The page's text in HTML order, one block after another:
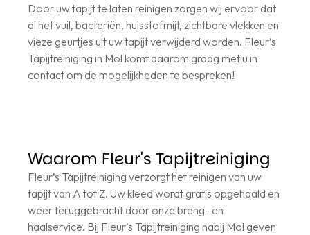
Door uw tapijt te laten reinigen zorgen wij ervoor dat
al het vuil, bacteriën, huisstofmijt, zichtbare vlekken en
vieze geurtjes uit uw tapijt verwijderd worden. Fleur’s
Tapijtreiniging in Mol komt daarom graag met u in
contact om de mogelijkheden te bespreken!
Waarom Fleur's Tapijtreiniging
Fleur’s Tapijtreiniging verzorgt het reinigen van uw
tapijt van A tot Z. Uw kleed wordt gratis opgehaald en
weer teruggebracht door onze breng- en
haalservice. Bij Fleur’s Tapijtreiniging nabij Mol geven